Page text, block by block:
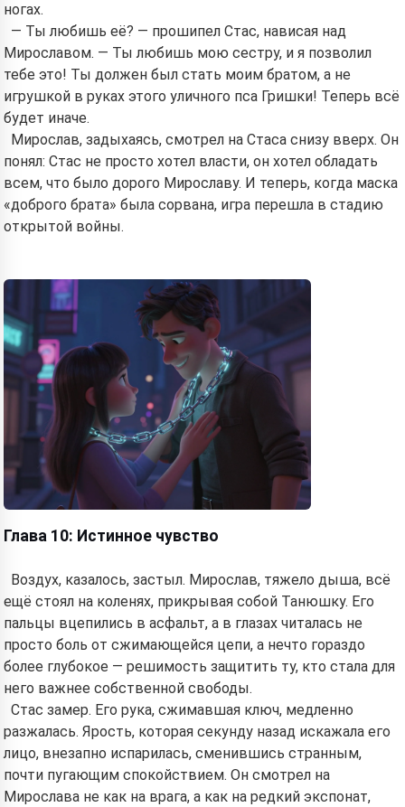
ногах.
— Ты любишь её? — прошипел Стас, нависая над
Мирославом. — Ты любишь мою сестру, и я позволил
тебе это! Ты должен был стать моим братом, а не
игрушкой в руках этого уличного пса Гришки! Теперь всё
будет иначе.
Мирослав, задыхаясь, смотрел на Стаса снизу вверх. Он
понял: Стас не просто хотел власти, он хотел обладать
всем, что было дорого Мирославу. И теперь, когда маска
«доброго брата» была сорвана, игра перешла в стадию
открытой войны.
Глава 10: Истинное чувство
Воздух, казалось, застыл. Мирослав, тяжело дыша, всё
ещё стоял на коленях, прикрывая собой Танюшку. Его
пальцы вцепились в асфальт, а в глазах читалась не
просто боль от сжимающейся цепи, а нечто гораздо
более глубокое — решимость защитить ту, кто стала для
него важнее собственной свободы.
Стас замер. Его рука, сжимавшая ключ, медленно
разжалась. Ярость, которая секунду назад искажала его
лицо, внезапно испарилась, сменившись странным,
почти пугающим спокойствием. Он смотрел на
Мирослава не как на врага, а как на редкий экспонат,